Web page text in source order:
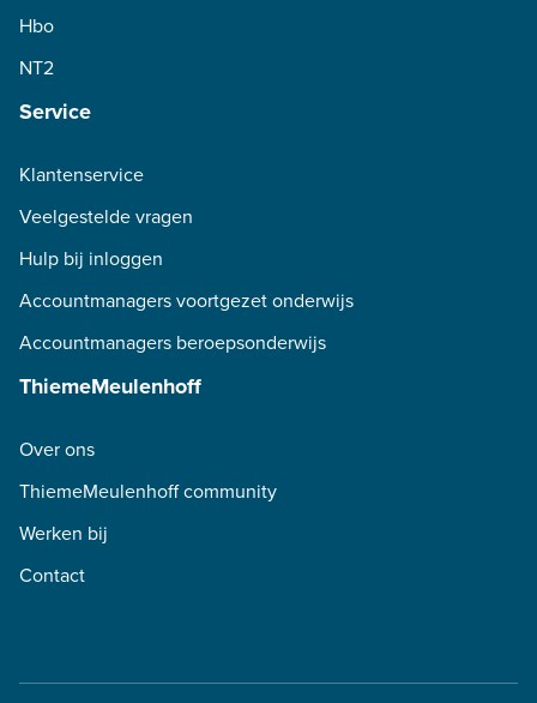
Hbo
NT2
Service
Klantenservice
Veelgestelde vragen
Hulp bij inloggen
Accountmanagers voortgezet onderwijs
Accountmanagers beroepsonderwijs
ThiemeMeulenhoff
Over ons
ThiemeMeulenhoff community
Werken bij
Contact